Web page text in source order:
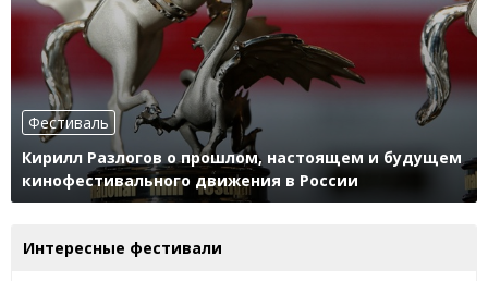
Фестиваль
Кирилл Разлогов о прошлом, настоящем и будущем
кинофестивального движения в России
Интересные фестивали